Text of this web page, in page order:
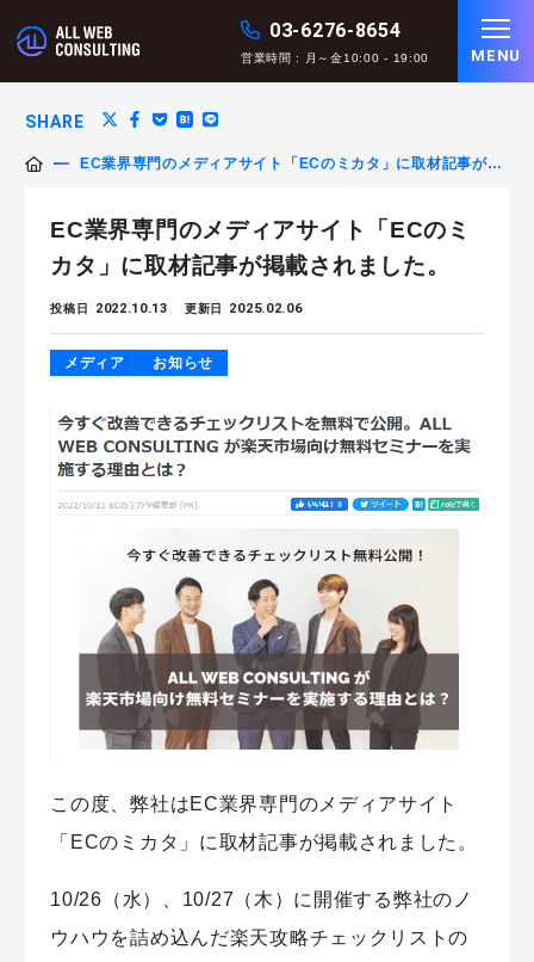
03-6276-8654
営業時間 : 月～金10:00 - 19:00 MENU
SHARE
EC業界専門のメディアサイト「ECのミカタ」に取材記事が掲
EC業界専門のメディアサイト「ECのミ
カタ」に取材記事が掲載されました。
投稿日 2022.10.13 更新日 2025.02.06
メディア お知らせ
この度、弊社はEC業界専門のメディアサイト
「ECのミカタ」に取材記事が掲載されました。
10/26（水）、10/27（木）に開催する弊社のノ
ウハウを詰め込んだ楽天攻略チェックリストの